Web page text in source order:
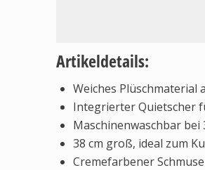
Artikeldetails:
Weiches Plüschmaterial
Integrierter Quietscher
Maschinenwaschbar bei
38 cm groß, ideal zum
Cremefarbener